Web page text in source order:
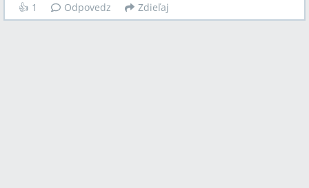
👍 1 Odpovedz Zdieľaj